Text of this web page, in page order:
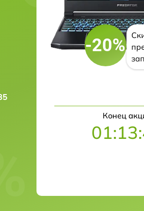
-20%
Конец